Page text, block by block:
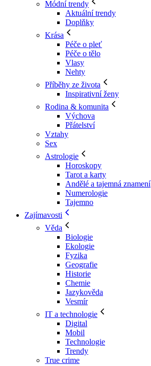
Módní trendy
Aktuální trendy
Doplňky
Krása
Péče o pleť
Péče o tělo
Vlasy
Nehty
Příběhy ze života
Inspirativní ženy
Rodina & komunita
Výchova
Přátelství
Vztahy
Sex
Astrologie
Horoskopy
Tarot a karty
Andělé a tajemná znamení
Numerologie
Tajemno
Zajímavosti
Věda
Biologie
Ekologie
Fyzika
Geografie
Historie
Chemie
Jazykověda
Vesmír
IT a technologie
Digital
Mobil
Technologie
Trendy
True crime